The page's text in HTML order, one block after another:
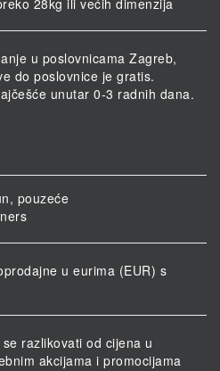
28kg ili većih dimenzija
u poslovnicama Zagreb,
do poslovnice je gratis.
unutar 0-3 radnih dana.
pouzeće
u eurima (EUR) s
razlikovati od cijena u
akcijama i promocijama